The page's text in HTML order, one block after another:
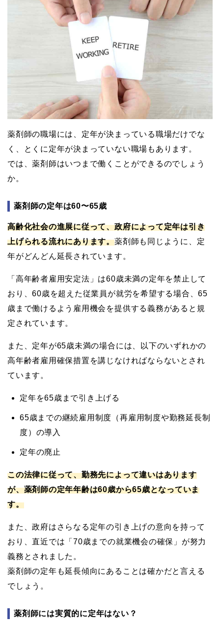
薬剤師の職場には、定年が決まっている職場だけでな
く、とくに定年が決まっていない職場もあります。
では、薬剤師はいつまで働くことができるのでしょう
か。
薬剤師の定年は60〜65歳
高齢化社会の進展に従って、政府によって定年は引き
上げられる流れにあります。薬剤師も同じように、定
年がどんどん延長されています。
「高年齢者雇用安定法」は60歳未満の定年を禁止して
おり、60歳を超えた従業員が就労を希望する場合、65
歳まで働けるよう雇用機会を提供する義務があると規
定されています。
また、定年が65歳未満の場合には、以下のいずれかの
高年齢者雇用確保措置を講じなければならないとされ
ています。
定年を65歳まで引き上げる
65歳までの継続雇用制度（再雇用制度や勤務延長制
度）の導入
定年の廃止
この法律に従って、勤務先によって違いはあります
が、薬剤師の定年年齢は60歳から65歳となっていま
す。
また、政府はさらなる定年の引き上げの意向を持って
おり、直近では「70歳までの就業機会の確保」が努力
義務とされました。
薬剤師の定年も延長傾向にあることは確かだと言える
でしょう。
薬剤師には実質的に定年はない？